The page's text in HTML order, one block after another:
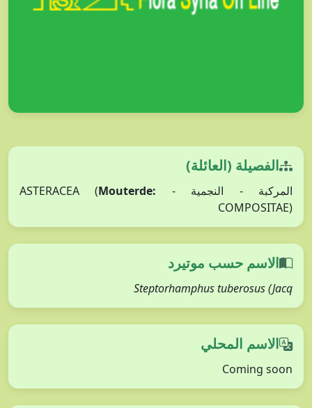
الفصيلة (العائلة)
المركبة - النجمية - ASTERACEA ( Mouterde:
COMPOSITAE)
الاسم حسب موتيرد
Steptorhamphus tuberosus (Jacq
الاسم المحلي
Coming soon